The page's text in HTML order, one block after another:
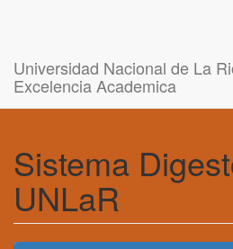
Universidad Nacional de La
Excelencia Academica
Sistema
UNLaR